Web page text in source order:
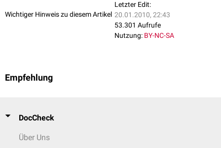
Wichtiger Hinweis zu diesem Artikel
Letzter Edit:
20.01.2010, 22:43
53.301 Aufrufe
Nutzung: BY-NC-SA
Empfehlung
DocCheck
Über Uns